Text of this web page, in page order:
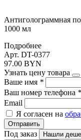
Антиголограммная
1000 мл
Подробнее
Арт. DT-0377
97.00 BYN
Узнать цену товара
Ваше имя *
Ваш номер телефона *
Email
Я согласен на
Отправить
Под заказ
Нашли